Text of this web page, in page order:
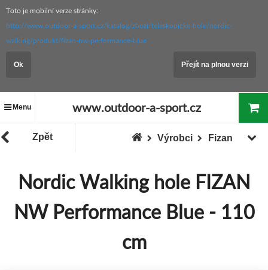
Toto je mobilní verze stránky:
http://www.outdoor-a-sport.cz/katalog/zbozi/teleskopicke-hole/nordic-
walking/produkt/fizan-nw-performance-blue
Ok Přejít na plnou verzi
Menu www.outdoor-a-sport.cz
Zpět Fizan
Výrobci
Nordic Walking hole FIZAN
NW Performance Blue - 110
cm